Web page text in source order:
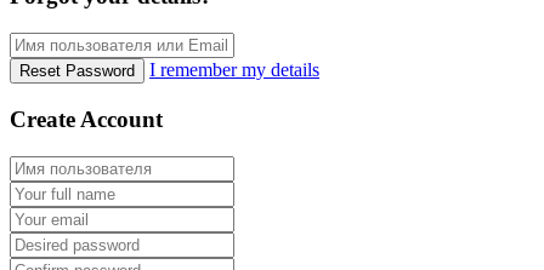
Reset Password I remember my details
Create Account